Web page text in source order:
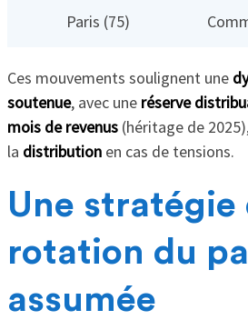
Paris (75)
Ces mouvements soulignent une
soutenue, avec une réserve
mois de revenus(héritage de
la distributionen cas de tensions.
Une stratégie
rotation du
assumée